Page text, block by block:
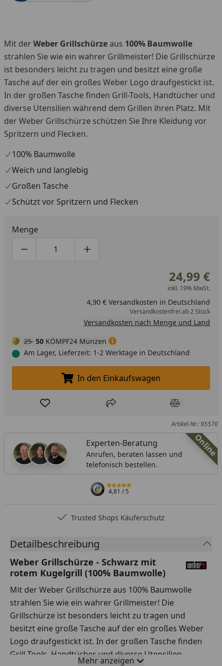
Mit derWeber Grillschürzeaus 100% Baumwolle
strahlen Sie wie ein wahrer Grillmeister! Die Grillschürze
ist besonders leicht zu tragen und besitzt eine große
Tasche auf der ein großes Weber Logo draufgestickt ist.
In der großen Tasche finden Grill-Tools, Handtücher und
diverse Utensilien während dem Grillen ihren Platz. Mit
der Weber Grillschürze schützen Sie Ihre Kleidung vor
Spritzern und Flecken.
100% Baumwolle
Weich und langlebig
Großen Tasche
Schützt vor Spritzern und Flecken
Menge
Produktmenge um eins verringern
Produktmenge manuell eingeben
Produktmenge um eins erhöhen
24,99 €
inkl. 19% MwSt.
4,90 € Versandkosten in Deutschland
Versandkostenfrei ab 2 Stück
Versandkosten nach Menge und Land
25 50 KÖMPF24 Münzen
Am Lager, Lieferzeit: 1-2 Werktage in Deutschland
In den Einkaufswagen legen
In den Einkaufswagen
Produkt zur Wunschliste hinzufügen
Teilen Produkt
Artikel-Nr.: 95570
Online
Experten-Beratung
Anrufen, beraten lassen und
telefonisch bestellen.
4,81/ 5
Trusted Shops Käuferschutz
Detailbeschreibung
Weber Grillschürze - Schwarz mit
rotem Kugelgrill (100% Baumwolle)
Mit der Weber Grillschürze aus 100% Baumwolle
strahlen Sie wie ein wahrer Grillmeister! Die
Grillschürze ist besonders leicht zu tragen und
besitzt eine große Tasche auf der ein großes Weber
Logo draufgestickt ist. In der großen Tasche finden
Grill-Tools, Handtücher und diverse Utensilien
Mehr anzeigen